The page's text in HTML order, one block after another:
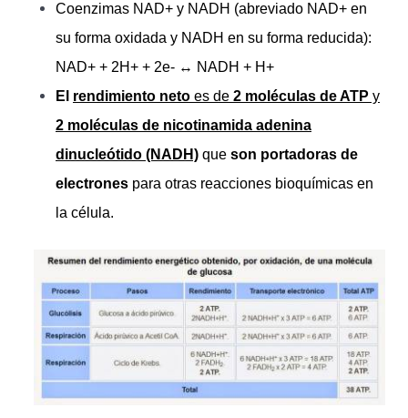
Coenzimas NAD+ y NADH (abreviado NAD+ en
su forma oxidada y NADH en su forma reducida):
NAD+ + 2H+ + 2e- ↔ NADH + H+
El rendimiento neto es de 2 moléculas de ATP y
2 moléculas de nicotinamida adenina
dinucleótido (NADH) que son portadoras de
electrones para otras reacciones bioquímicas en
la célula.